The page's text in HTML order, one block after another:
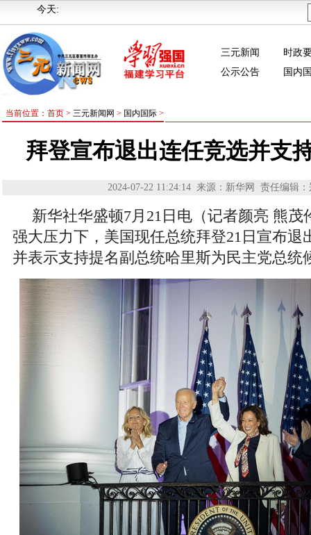
今天:
三元新闻
时政
公示公告
国内
当前位置：首页 > 三元新闻网 > 国内国际>
拜登宣布退出连任竞选并支
2024-07-22 11:24:14 来源：新华网 责任编辑
新华社华盛顿7月21日电（记者颜亮 熊茂
强大压力下，美国现任总统拜登21日宣布退
并表示支持提名副总统哈里斯为民主党总统